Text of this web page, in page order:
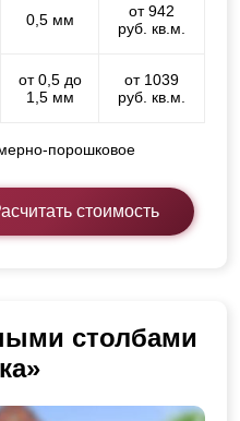
0,5 мм
от 942
руб. кв.м.
от 0,5 до
1,5 мм
от 1039
руб. кв.м.
порошковое
стоимость
столбами